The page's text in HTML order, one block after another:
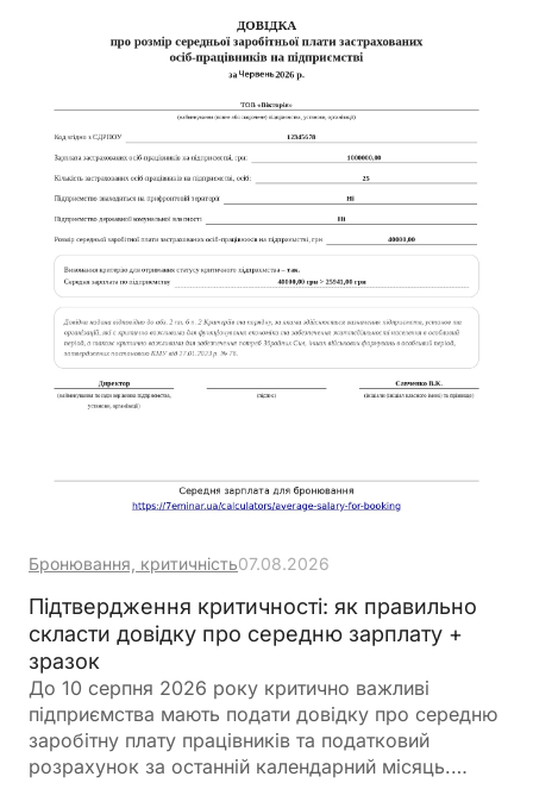
Бронювання, критичність07.08.2026
Підтвердження критичності: як правильно
скласти довідку про середню зарплату +
зразок
До 10 серпня 2026 року критично важливі
підприємства мають подати довідку про середню
заробітну плату працівників та податковий
розрахунок за останній календарний місяць.